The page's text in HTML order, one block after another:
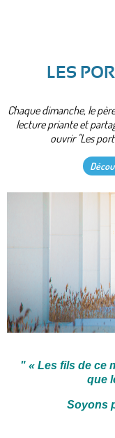
LES
Chaque dimanche, le
lecture priante et
ouvrir "Les
" « Les fils de ce
que
Soyons